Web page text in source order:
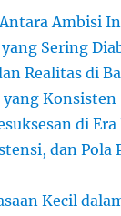
Ambisi
Sering
Realitas di
yang Konsisten
di
dan Pola
Kecil